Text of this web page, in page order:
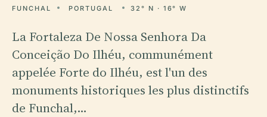
FUNCHAL PORTUGAL 32° N · 16° W
La Fortaleza De Nossa Senhora Da
Conceição Do Ilhéu, communément
appelée Forte do Ilhéu, est l'un des
monuments historiques les plus distinctifs
de Funchal,…